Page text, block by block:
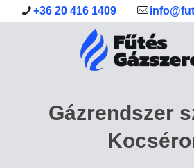
+36 20 416 1409
Gázrendszer